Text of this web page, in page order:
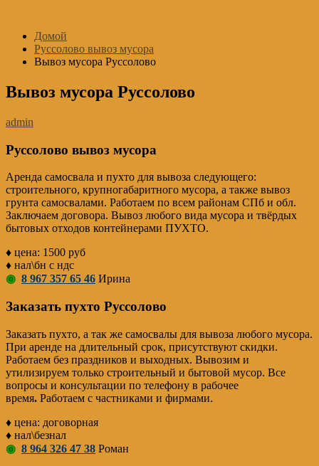
содержимому
Домой
Руссолово вывоз мусора
Вывоз мусора Руссолово
Вывоз мусора Руссолово
admin
Руссолово вывоз мусора
Аренда самосвала и пухто для вывоза следующего:
строительного, крупногабаритного мусора, а также вывоз
грунта самосвалами. Работаем по всем районам СПб и обл.
Заключаем договора. Вывоз любого вида мусора и твёрдых
бытовых отходов контейнерами ПУХТО.
♦ цена: 1500 руб
♦ нал\бн с ндс
◉ 8 967 357 65 46 Ирина
Заказать пухто Руссолово
Заказать пухто, а так же самосвалы для вывоза любого мусора.
При аренде на длительный срок, присутствуют скидки.
Работаем без праздников и выходных. Вывозим и
утилизируем только строительный и бытовой мусор. Все
вопросы и консультации по телефону в рабочее
время. Работаем с частниками и фирмами.
♦ цена: договорная
♦ нал\безнал
◉ 8 964 326 47 38 Роман